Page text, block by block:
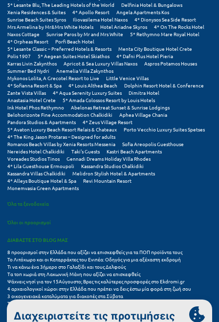
Σίφνος
Σκαφιδιά Ηλείας
Σκιάθος
Σκόπελος
Σκύρος
Σούνιο
Σπάρτη
Σπέτσες
Σποράδες
Σύβοτα
Σύμη
Σύρος
Σχοινούσα
Τ
Τζουμέρκα
5* Lesante Blu, The Leading Hotels of the World
Delfinia Hotel & Bungalows
Xenia Residences & Suites
4* Apollo Resort
Angela Apartments Kos
Sunrise Beach Suites Syros
Iliovasilema Hotel Naxos
4* Dionysos Sea Side Resort
Mrs Armelina by Mr&Mrs White Hotels
Hotel Ariadne Skyros
4* On The Rocks Hotel
Naxos Cottage
Sunrise Paros by Mr and Mrs White
5* Rethymno Mare Royal Hotel
4* Orpheas Resort
Porfi Beach Hotel
5* Lesante Classic – Preferred Hotels & Resorts
Menta City Boutique Hotel Crete
Polis 1907
5* Aegean Suites Hotel Skiathos
4* Dafni Plus Hotel Pieria
Karras Livin Zakynthos
Apricot & Sea Luxury Villas Naxos
Aspros Potamos Houses
Summer Bed Nydri
Anemelia Villa Zakynthos
Mykonos Lolita, A Grecotel Resort to Live
Little Venice Villas
4* Sofianna Resort & Spa
4* Louis Althea Beach
Dolphin Resort Hotel & Conference
Zante Vista Villas
4* Aqua Serenity Luxury Suites
Dimitra Hotel
Anastasia Hotel Crete
5* Amada Colossos Resort by Louis Hotels
Ink Hotel Phos Rethymno
Abelonas Retreat Sunset & Sunrise Lodgings
Belohorizonte Fine Accommodation Chalkidiki
Aphea Village Chania
Pandora Studios & Apartments
4* Zeus Village Resort
5* Avaton Luxury Beach Resort Relais & Chateaux
Porto Vecchio Luxury Suites Spetses
4* The King Jason Protaras – Designed for adults
Romanos Beach Villas by Xenia Resorts Messenia
Sofia Areopolis Guesthouse
Nereides Hotel Chalkidiki
Taki's Guests
Kastri Beach Apartments
Voreades Studios Tinos
Gennadi Dreams Holiday Villa Rhodes
4* Lila Guesthouse Ermoupoli
Kassandra Studios Chalkidiki
Kassandra Villas Chalkidiki
Melidron Stylish Hotel & Apartments
4* Alleys Boutique Hotel & Spa
Revi Mountain Resort
Monemvasia Green Apartments
Όλα τα ξενοδοχεία
Όλοι οι προορισμοί
ΔΙΑΒΑΣΤΕ ΣΤΟ BLOG ΜΑΣ
8 προορισμοί στην Ελλάδα που αξίζει να επισκεφθείς για τα ΠΟΠ προϊόντα τους
Το Λιτόχωρο και οι Καταρράκτες του Ενιπέα: Οδηγός για μια αξέχαστη εκδρομή
Τι να κάνω ένα 3ήμερο στο Γαλαξίδι και τους Δελφούς
Τα τοπ χωριά στη Λακωνική Μάνη που αξίζει να επισκεφθείς
Ψάχνεις νησί για τον 15Αύγουστο; Βρες τις καλύτερες προσφορές στο Ekdromi.gr
4 αρχαιολογικοί χώροι στην Ελλάδα που πρέπει να δεις έστω μία φορά στη ζωή σου
3 οικογενειακά καταλύματα για διακοπές στα Σύβοτα
Τα 11 καλύτερα καλοκαιρινά resorts στην Ελλάδα
7 μικρά ελληνικά νησιά για αξέχαστες καλοκαιρινές διακοπές
5+1 ινσταγκραμικές παραλίες στην Ελλάδα που αξίζουν μια θέση στο feed σου